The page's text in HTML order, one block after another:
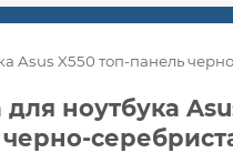
Asus X550 топ-панель
ноутбука